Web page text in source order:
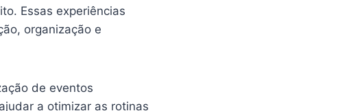
Essas experiências
organização e
de eventos
a otimizar as rotinas